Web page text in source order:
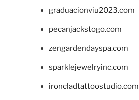
graduacionviu2023.com
pecanjackstogo.com
zengardendayspa.com
sparklejewelryinc.com
ironcladtattoostudio.com